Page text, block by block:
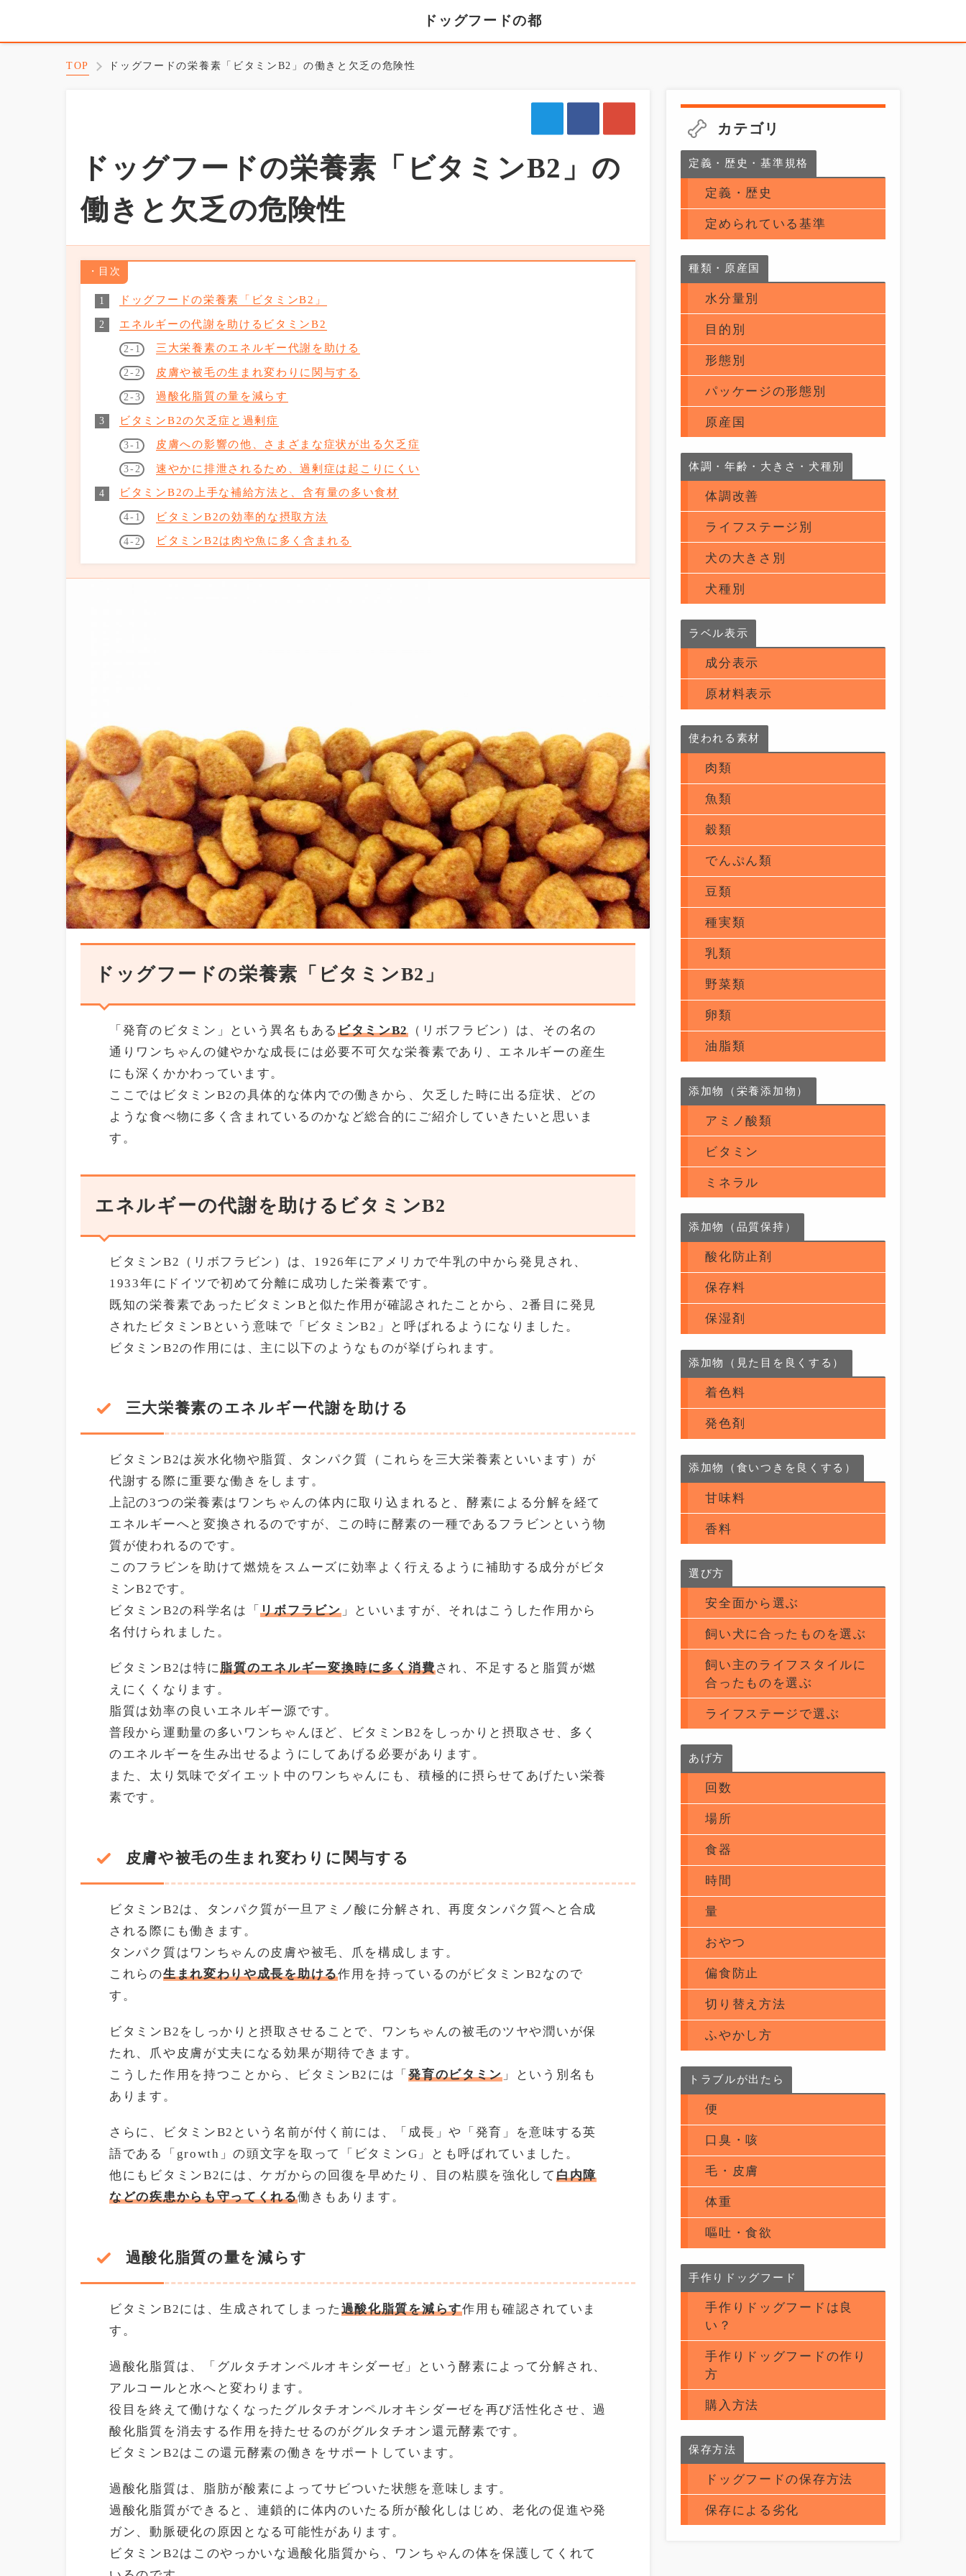
ドッグフードの都
TOP ドッグフードの栄養素「ビタミンB2」の働きと欠乏の危険性
ドッグフードの栄養素「ビタミンB2」の
働きと欠乏の危険性
目次
ドッグフードの栄養素「ビタミンB2」
エネルギーの代謝を助けるビタミンB2
三大栄養素のエネルギー代謝を助ける
皮膚や被毛の生まれ変わりに関与する
過酸化脂質の量を減らす
ビタミンB2の欠乏症と過剰症
皮膚への影響の他、さまざまな症状が出る欠乏症
速やかに排泄されるため、過剰症は起こりにくい
ビタミンB2の上手な補給方法と、含有量の多い食材
ビタミンB2の効率的な摂取方法
ビタミンB2は肉や魚に多く含まれる
ドッグフードの栄養素「ビタミンB2」
「発育のビタミン」という異名もある ビタミンB2 （リボフラビン）は、その名の
通りワンちゃんの健やかな成長には必要不可欠な栄養素であり、エネルギーの産生
にも深くかかわっています。
ここではビタミンB2の具体的な体内での働きから、欠乏した時に出る症状、どの
ような食べ物に多く含まれているのかなど総合的にご紹介していきたいと思いま
す。
エネルギーの代謝を助けるビタミンB2
ビタミンB2（リボフラビン）は、1926年にアメリカで牛乳の中から発見され、
1933年にドイツで初めて分離に成功した栄養素です。
既知の栄養素であったビタミンBと似た作用が確認されたことから、2番目に発見
されたビタミンBという意味で「ビタミンB2」と呼ばれるようになりました。
ビタミンB2の作用には、主に以下のようなものが挙げられます。
三大栄養素のエネルギー代謝を助ける
ビタミンB2は炭水化物や脂質、タンパク質（これらを三大栄養素といいます）が
代謝する際に重要な働きをします。
上記の3つの栄養素はワンちゃんの体内に取り込まれると、酵素による分解を経て
エネルギーへと変換されるのですが、この時に酵素の一種であるフラビンという物
質が使われるのです。
このフラビンを助けて燃焼をスムーズに効率よく行えるように補助する成分がビタ
ミンB2です。
ビタミンB2の科学名は「リボフラビン」といいますが、それはこうした作用から
名付けられました。
ビタミンB2は特に脂質のエネルギー変換時に多く消費され、不足すると脂質が燃
えにくくなります。
脂質は効率の良いエネルギー源です。
普段から運動量の多いワンちゃんほど、ビタミンB2をしっかりと摂取させ、多く
のエネルギーを生み出せるようにしてあげる必要があります。
また、太り気味でダイエット中のワンちゃんにも、積極的に摂らせてあげたい栄養
素です。
皮膚や被毛の生まれ変わりに関与する
ビタミンB2は、タンパク質が一旦アミノ酸に分解され、再度タンパク質へと合成
される際にも働きます。
タンパク質はワンちゃんの皮膚や被毛、爪を構成します。
これらの生まれ変わりや成長を助ける作用を持っているのがビタミンB2なので
す。
ビタミンB2をしっかりと摂取させることで、ワンちゃんの被毛のツヤや潤いが保
たれ、爪や皮膚が丈夫になる効果が期待できます。
こうした作用を持つことから、ビタミンB2には「発育のビタミン 」という別名も
あります。
さらに、ビタミンB2という名前が付く前には、「成長」や「発育」を意味する英
語である「growth」の頭文字を取って「ビタミンG」とも呼ばれていました。
他にもビタミンB2には、ケガからの回復を早めたり、目の粘膜を強化して 白内障
などの疾患からも守ってくれる働きもあります。
過酸化脂質の量を減らす
ビタミンB2には、生成されてしまった 過酸化脂質を減らす作用も確認されていま
す。
過酸化脂質は、「グルタチオンペルオキシダーゼ」という酵素によって分解され、
アルコールと水へと変わります。
役目を終えて働けなくなったグルタチオンペルオキシダーゼを再び活性化させ、過
酸化脂質を消去する作用を持たせるのがグルタチオン還元酵素です。
ビタミンB2はこの還元酵素の働きをサポートしています。
過酸化脂質は、脂肪が酸素によってサビついた状態を意味します。
過酸化脂質ができると、連鎖的に体内のいたる所が酸化しはじめ、老化の促進や発
ガン、動脈硬化の原因となる可能性があります。
ビタミンB2はこのやっかいな過酸化脂質から、ワンちゃんの体を保護してくれて
カテゴリ
定義・歴史・基準規格
定義・歴史
定められている基準
種類・原産国
水分量別
目的別
形態別
パッケージの形態別
原産国
体調・年齢・大きさ・犬種別
体調改善
ライフステージ別
犬の大きさ別
犬種別
ラベル表示
成分表示
原材料表示
使われる素材
肉類
魚類
穀類
でんぷん類
豆類
種実類
乳類
野菜類
卵類
油脂類
添加物（栄養添加物）
アミノ酸類
ビタミン
ミネラル
添加物（品質保持）
酸化防止剤
保存料
保湿剤
添加物（見た目を良くする）
着色料
発色剤
添加物（食いつきを良くする）
甘味料
香料
選び方
安全面から選ぶ
飼い犬に合ったものを選ぶ
飼い主のライフスタイルに
合ったものを選ぶ
ライフステージで選ぶ
あげ方
回数
場所
食器
時間
量
おやつ
偏食防止
切り替え方法
ふやかし方
トラブルが出たら
便
口臭・咳
毛・皮膚
体重
嘔吐・食欲
手作りドッグフード
手作りドッグフードは良
い？
手作りドッグフードの作り
方
購入方法
保存方法
ドッグフードの保存方法
保存による劣化